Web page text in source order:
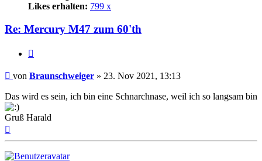
Likes erhalten: 799 x
Re: Mercury M47 zum 60'th
Beitrag
von Braunschweiger » 23. Nov 2021, 13:13
Das wird es sein, ich bin eine Schnarchnase, weil ich so langsam bin
Gruß Harald